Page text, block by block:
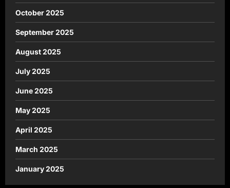
October 2025
September 2025
August 2025
July 2025
June 2025
May 2025
April 2025
March 2025
January 2025